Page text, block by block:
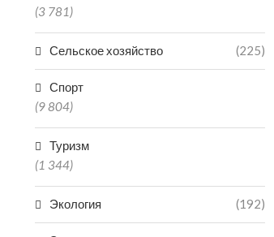
(3 781)
Сельское хозяйство (225)
Спорт
(9 804)
Туризм
(1 344)
Экология (192)